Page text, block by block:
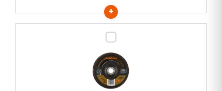
lamelles
plates
en